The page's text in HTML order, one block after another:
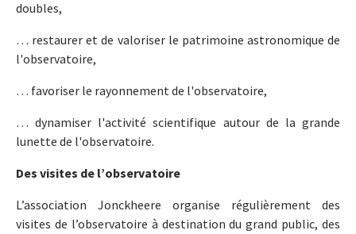
doubles,
… restaurer et de valoriser le patrimoine astronomique de
l'observatoire,
… favoriser le rayonnement de l'observatoire,
… dynamiser l'activité scientifique autour de la grande
lunette de l'observatoire.
Des visites de l’observatoire
L’association Jonckheere organise régulièrement des
visites de l’observatoire à destination du grand public, des